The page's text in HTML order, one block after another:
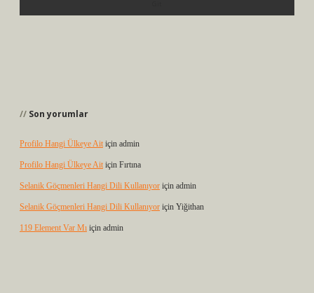
Son yorumlar
Profilo Hangi Ülkeye Ait için admin
Profilo Hangi Ülkeye Ait için Fırtına
Selanik Göçmenleri Hangi Dili Kullanıyor için admin
Selanik Göçmenleri Hangi Dili Kullanıyor için Yiğithan
119 Element Var Mı için admin